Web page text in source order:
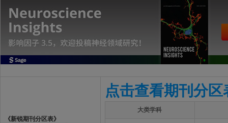
《新锐期刊分区表》
点击查看期刊分区
大类学科